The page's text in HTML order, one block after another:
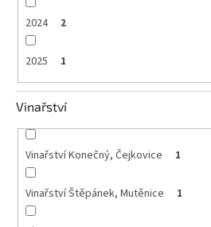
2024 2
2025 1
Vinařství
Vinařství Konečný, Čejkovice 1
Vinařství Štěpánek, Mutěnice 1